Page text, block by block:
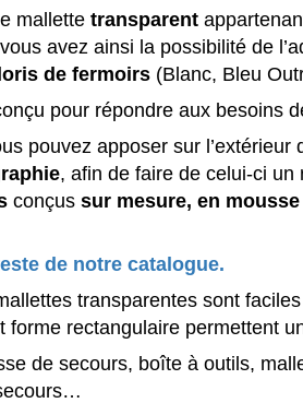
mallette transparent
avez ainsi la possibilité de
de fermoirs (Blanc, Bleu
pour répondre aux besoins
pouvez apposer sur l’extérieur
, afin de faire de celui-ci un
conçus sur mesure, en
de notre catalogue.
transparentes sont
forme rectangulaire permettent
de secours, boîte à outils,